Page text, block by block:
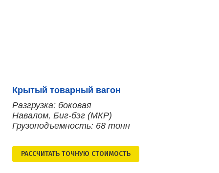
Крытый товарный вагон
Разгрузка: боковая
Навалом, Биг-бэг (МКР)
Грузоподъемность: 68 тонн
РАСCЧИТАТЬ ТОЧНУЮ СТОИМОСТЬ